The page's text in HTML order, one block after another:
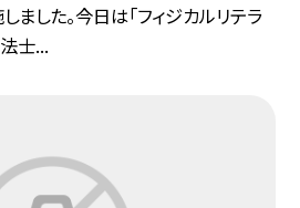
した。今日は「フィジカルリテラ
士...